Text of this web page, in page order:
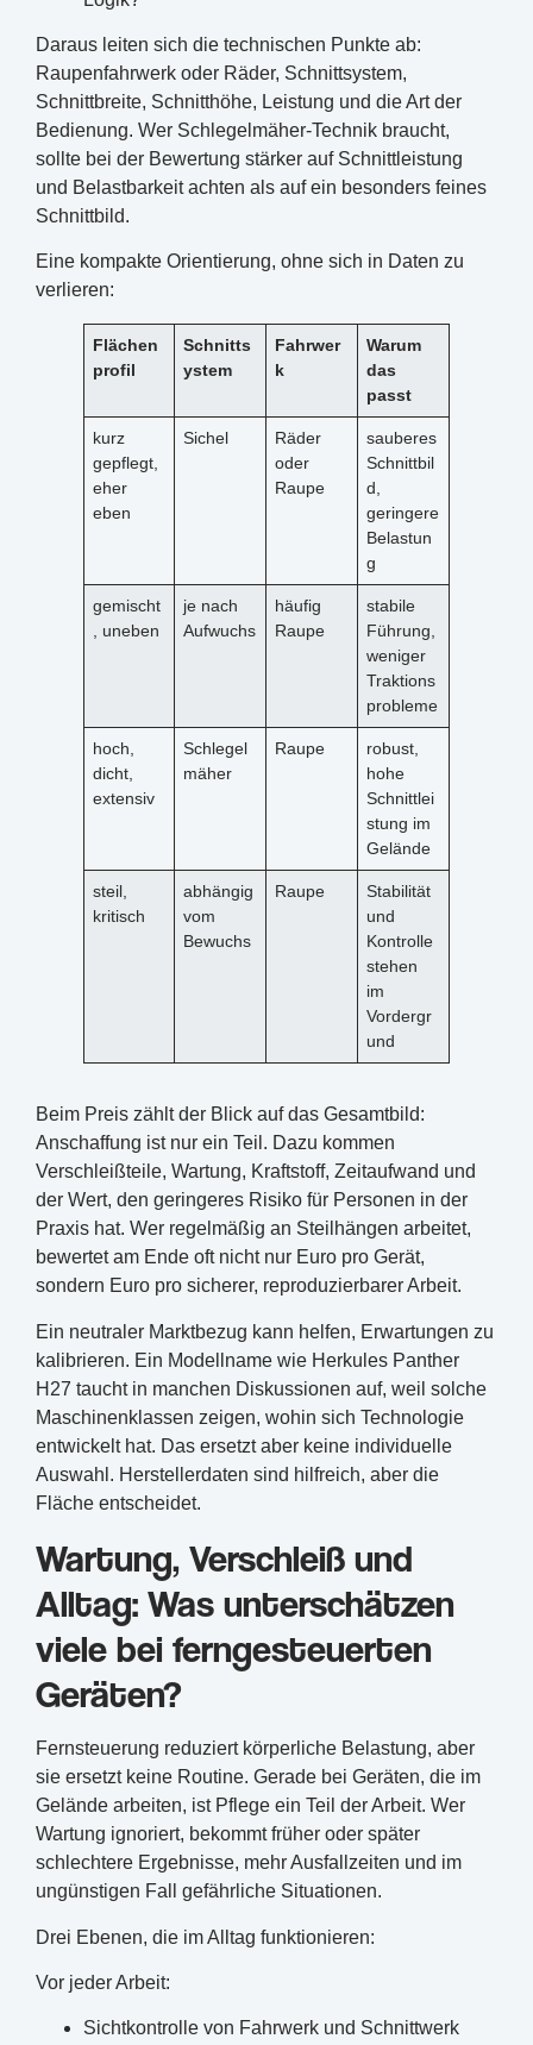
Daraus leiten sich die technischen Punkte ab:
Raupenfahrwerk oder Räder, Schnittsystem,
Schnittbreite, Schnitthöhe, Leistung und die Art der
Bedienung. Wer Schlegelmäher-Technik braucht,
sollte bei der Bewertung stärker auf Schnittleistung
und Belastbarkeit achten als auf ein besonders feines
Schnittbild.
Eine kompakte Orientierung, ohne sich in Daten zu
verlieren:
Flächen
profil
Schnitts
ystem
Fahrwer
k
Warum
das
passt
kurz
gepflegt,
eher
eben
Sichel
Räder
oder
Raupe
sauberes
Schnittbil
d,
geringere
Belastun
g
gemischt
, uneben
je nach
Aufwuchs
häufig
Raupe
stabile
Führung,
weniger
Traktions
probleme
hoch,
dicht,
extensiv
Schlegel
mäher
Raupe
robust,
hohe
Schnittlei
stung im
Gelände
steil,
kritisch
abhängig
vom
Bewuchs
Raupe
Stabilität
und
Kontrolle
stehen
im
Vordergr
und
Beim Preis zählt der Blick auf das Gesamtbild:
Anschaffung ist nur ein Teil. Dazu kommen
Verschleißteile, Wartung, Kraftstoff, Zeitaufwand und
der Wert, den geringeres Risiko für Personen in der
Praxis hat. Wer regelmäßig an Steilhängen arbeitet,
bewertet am Ende oft nicht nur Euro pro Gerät,
sondern Euro pro sicherer, reproduzierbarer Arbeit.
Ein neutraler Marktbezug kann helfen, Erwartungen zu
kalibrieren. Ein Modellname wie Herkules Panther
H27 taucht in manchen Diskussionen auf, weil solche
Maschinenklassen zeigen, wohin sich Technologie
entwickelt hat. Das ersetzt aber keine individuelle
Auswahl. Herstellerdaten sind hilfreich, aber die
Fläche entscheidet.
Wartung, Verschleiß und
Alltag: Was unterschätzen
viele bei ferngesteuerten
Geräten?
Fernsteuerung reduziert körperliche Belastung, aber
sie ersetzt keine Routine. Gerade bei Geräten, die im
Gelände arbeiten, ist Pflege ein Teil der Arbeit. Wer
Wartung ignoriert, bekommt früher oder später
schlechtere Ergebnisse, mehr Ausfallzeiten und im
ungünstigen Fall gefährliche Situationen.
Drei Ebenen, die im Alltag funktionieren:
Vor jeder Arbeit:
Sichtkontrolle von Fahrwerk und Schnittwerk